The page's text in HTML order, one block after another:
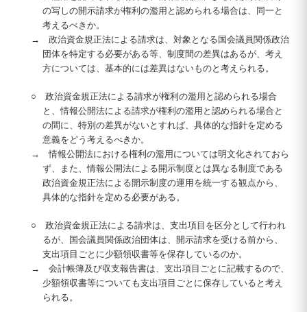
の写しの開示請求が権利の濫用と認められる場合は、同一と
考えるべきか。
→ 政治資金規正法による請求は、対象となる国会議員関係政治
団体を特定する必要がある等、制度間の差異はあるが、考え
方については、基本的には差異はないものと考えられる。
○ 政治資金規正法による請求が権利の濫用と認められる場合
と、情報公開法による請求が権利の濫用と認められる場合と
の間に、特別の差異がないとすれば、具体的な指針を定める
意義をどう考えるべきか。
→ 情報公開法における権利の濫用については明文化されておら
ず、また、情報公開法による開示制度とは異なる制度である
政治資金規正法による開示制度の運用を統一する観点から、
具体的な指針を定める必要がある。
○ 政治資金規正法による請求は、支出項目を区分として行われ
るが、国会議員関係政治団体は、開示請求を受ける前から、
支出項目ごとに少額領収書等を保存しているのか。
→ 会計帳簿及び収支報告書は、支出項目ごとに記載するので、
少額領収書等についても支出項目ごとに保存していると考え
られる。